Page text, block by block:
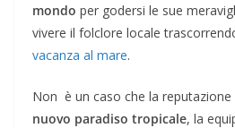
mondo per godersi le sue
vivere il folclore locale
vacanza al mare.
Non è un caso che la reputazione
nuovo paradiso tropicale, la